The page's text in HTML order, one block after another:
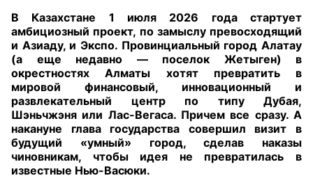
В Казахстане 1 июля 2026 года стартует
амбициозный проект, по замыслу превосходящий
и Азиаду, и Экспо. Провинциальный город Алатау
(а еще недавно — поселок Жетыген) в
окрестностях Алматы хотят превратить в
мировой финансовый, инновационный и
развлекательный центр по типу Дубая,
Шэньчжэня или Лас-Вегаса. Причем все сразу. А
накануне глава государства совершил визит в
будущий «умный» город, сделав наказы
чиновникам, чтобы идея не превратилась в
известные Нью-Васюки.